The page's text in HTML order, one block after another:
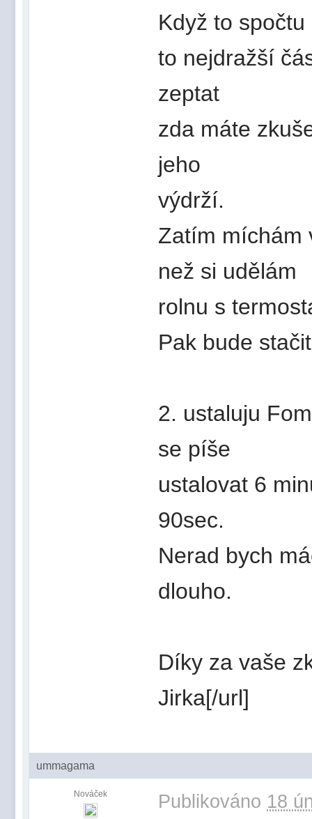
Když to
to nejdražší
zeptat
zda máte
jeho
výdrží.
Zatím míchám
než si udělám
rolnu s
Pak bude
2. ustaluju
se píše
ustalovat 6
90sec.
Nerad bych
dlouho.
Díky za vaše
Jirka[/url]
ummagama
Nováček Publikováno 18